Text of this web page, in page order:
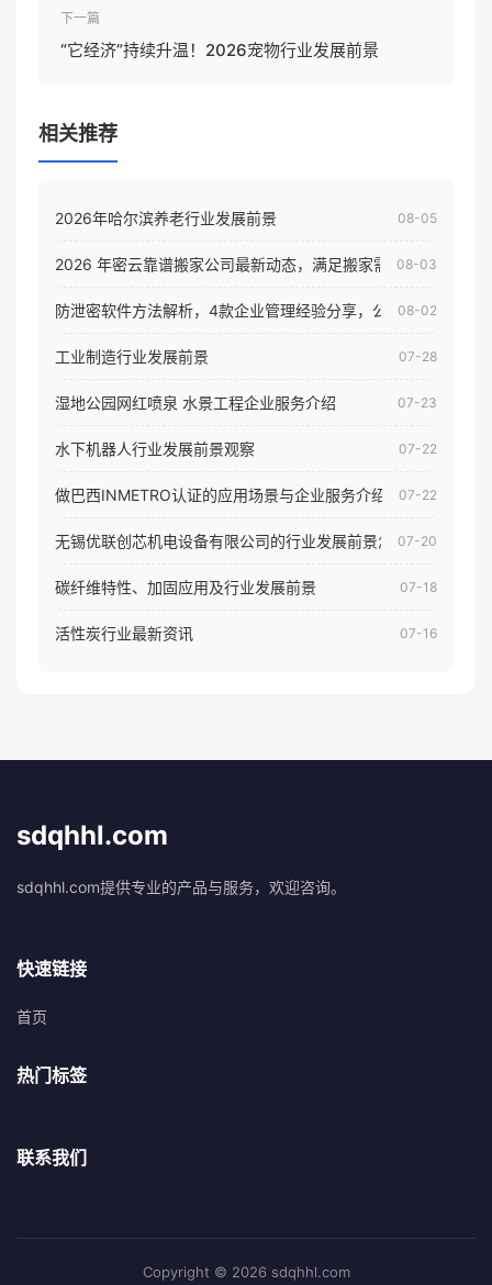
下一篇
“它经济”持续升温！2026宠物行业发展前景
相关推荐
2026年哈尔滨养老行业发展前景 08-05
2026 年密云靠谱搬家公司最新动态，满足搬家需求！08-03
防泄密软件方法解析，4款企业管理经验分享，公司员工电脑核
08-02
工业制造行业发展前景 07-28
湿地公园网红喷泉 水景工程企业服务介绍 07-23
水下机器人行业发展前景观察 07-22
做巴西INMETRO认证的应用场景与企业服务介绍 07-22
无锡优联创芯机电设备有限公司的行业发展前景怎样07-20
碳纤维特性、加固应用及行业发展前景 07-18
活性炭行业最新资讯 07-16
sdqhhl.com
sdqhhl.com提供专业的产品与服务，欢迎咨询。
快速链接
首页
热门标签
联系我们
Copyright © 2026 sdqhhl.com